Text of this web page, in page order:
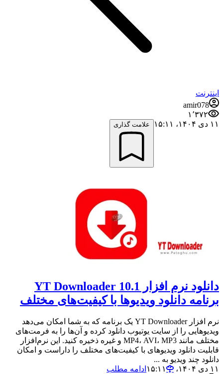
اینترنت
amir078
۱٬۳۷۲
۱۱ دی ۱۴۰۴،‏ ۱۵:۱۱
علامت گذاری
دانلود نرم افزار YT Downloader 10.1
برنامه دانلود ویدیوها با کیفیت‌های مختلف
نرم افزار YT Downloader یک برنامه که به شما امکان می‌دهد
ویدیوهایی را از سایت یوتیوب دانلود کرده و آن‌ها را به فرمت‌های
مختلف مانند MP4، AVI، MP3 و غیره ذخیره کنید. این نرم‌افزار
قابلیت دانلود ویدیوهای با کیفیت‌های مختلف را داراست و امکان
دانلود چند ویدیو به ...
۱۱ دی ۱۴۰۴،‏ ۱۵:۱۱
ادامه مطلب